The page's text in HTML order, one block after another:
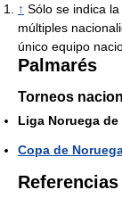
↑ Sólo se indica
múltiples
único equipo
Palmarés
Torneos
Liga Noruega
Copa de
Referencias